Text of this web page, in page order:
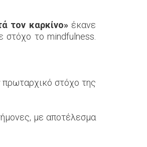
τον καρκίνο» έκανε
το mindfulness.
πρωταρχικό στόχο της
με αποτέλεσμα